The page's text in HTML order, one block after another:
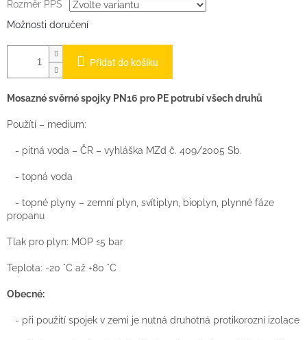
Rozměr PPS
Možnosti doručení
Přidat do košíku
Mosazné svěrné spojky PN16 pro PE potrubí všech druhů
Použítí – medium:
- pitná voda – ČR – vyhláška MZd č. 409/2005 Sb.
- topná voda
- topné plyny – zemní plyn, svítiplyn, bioplyn, plynné fáze
propanu
Tlak pro plyn: MOP ≤5 bar
Teplota: -20 °C až +80 °C
Obecné:
- při použití spojek v zemi je nutná druhotná protikorozní izolace